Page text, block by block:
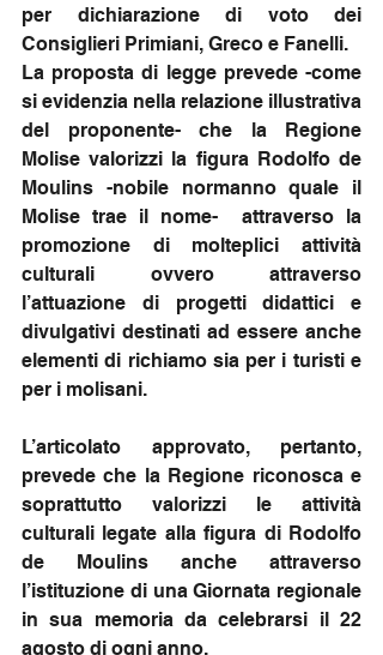
per dichiarazione di voto dei
Consiglieri Primiani, Greco e Fanelli.
La proposta di legge prevede -come
si evidenzia nella relazione illustrativa
del proponente- che la Regione
Molise valorizzi la figura Rodolfo de
Moulins -nobile normanno quale il
Molise trae il nome-  attraverso la
promozione di molteplici attività
culturali ovvero attraverso
l’attuazione di progetti didattici e
divulgativi destinati ad essere anche
elementi di richiamo sia per i turisti e
per i molisani.
L’articolato approvato, pertanto,
prevede che la Regione riconosca e
soprattutto valorizzi le attività
culturali legate alla figura di Rodolfo
de Moulins anche attraverso
l’istituzione di una Giornata regionale
in sua memoria da celebrarsi il 22
agosto di ogni anno.